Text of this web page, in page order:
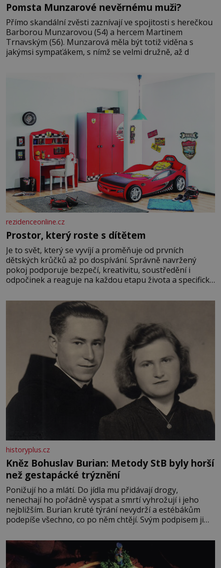
Pomsta Munzarové nevěrnému muži?
Přímo skandální zvěsti zaznívají ve spojitosti s herečkou
Barborou Munzarovou (54) a hercem Martinem
Trnavským (56). Munzarová měla být totiž viděna s
jakýmsi sympaťákem, s nímž se velmi družně, až d
rezidenceonline.cz
Prostor, který roste s dítětem
Je to svět, který se vyvíjí a proměňuje od prvních
dětských krůčků až po dospívání. Správně navržený
pokoj podporuje bezpečí, kreativitu, soustředění i
odpočinek a reaguje na každou etapu života a specifické
měkkost a bezpečí, proto by pokoj miminka měl působit
především klidně a útulně. Předškolní věk je
historyplus.cz
Kněz Bohuslav Burian: Metody StB byly horší
než gestapácké trýznění
Ponižují ho a mlátí. Do jídla mu přidávají drogy,
nenechají ho pořádně vyspat a smrtí vyhrožují i jeho
nejbližším. Burian kruté týrání nevydrží a estébákům
podepíše všechno, co po něm chtějí. Svým podpisem jim
fyzický ani psychický nátlak. Syn brněnského řezníka
chce být knězem a